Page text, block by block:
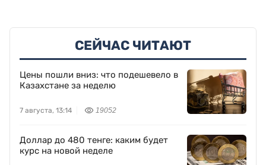
СЕЙЧАС ЧИТАЮТ
Цены пошли вниз: что подешевело в
Казахстане за неделю
7 августа, 13:14 19052
Доллар до 480 тенге: каким будет
курс на новой неделе